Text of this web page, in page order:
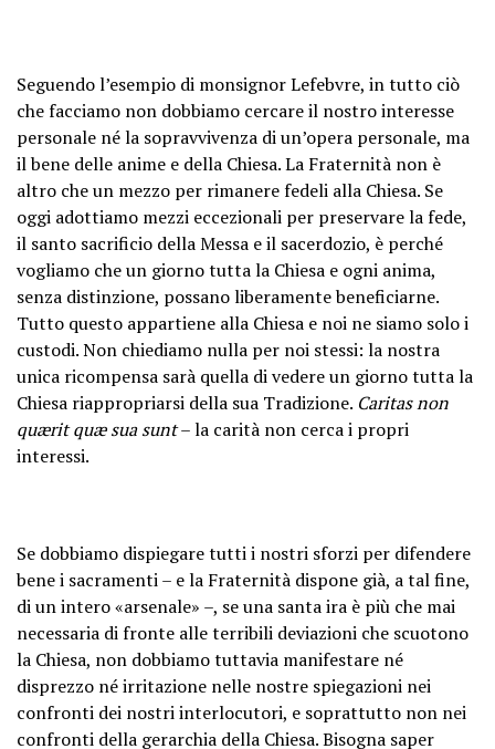
Seguendo l’esempio di monsignor Lefebvre, in tutto ciò
che facciamo non dobbiamo cercare il nostro interesse
personale né la sopravvivenza di un’opera personale, ma
il bene delle anime e della Chiesa. La Fraternità non è
altro che un mezzo per rimanere fedeli alla Chiesa. Se
oggi adottiamo mezzi eccezionali per preservare la fede,
il santo sacrificio della Messa e il sacerdozio, è perché
vogliamo che un giorno tutta la Chiesa e ogni anima,
senza distinzione, possano liberamente beneficiarne.
Tutto questo appartiene alla Chiesa e noi ne siamo solo i
custodi. Non chiediamo nulla per noi stessi: la nostra
unica ricompensa sarà quella di vedere un giorno tutta la
Chiesa riappropriarsi della sua Tradizione. Caritas non
quærit quæ sua sunt– la carità non cerca i propri
interessi.
Se dobbiamo dispiegare tutti i nostri sforzi per difendere
bene i sacramenti – e la Fraternità dispone già, a tal fine,
di un intero «arsenale» –, se una santa ira è più che mai
necessaria di fronte alle terribili deviazioni che scuotono
la Chiesa, non dobbiamo tuttavia manifestare né
disprezzo né irritazione nelle nostre spiegazioni nei
confronti dei nostri interlocutori, e soprattutto non nei
confronti della gerarchia della Chiesa. Bisogna saper